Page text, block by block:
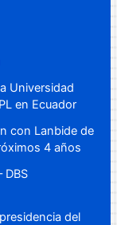
Universidad
en Ecuador
con Lanbide de
4 años
DBS
del